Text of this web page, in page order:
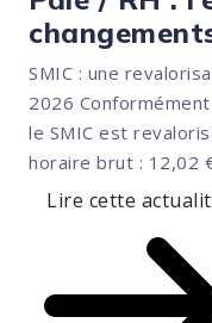
SMIC : une
2026
le SMIC est
horaire brut : 12,02
Lire cette